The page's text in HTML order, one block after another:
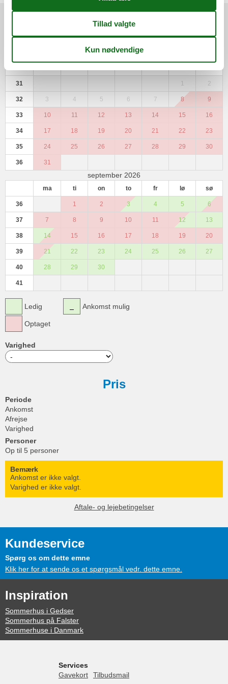
Kalender
31 1 2
32 3 4 5 6 7 8 9
33 10 11 12 13 14 15 16
34 17 18 19 20 21 22 23
35 24 25 26 27 28 29 30
36 31
september 2026
ma ti on to fr lø sø
36 1 2 3 4 5 6
37 7 8 9 10 11 12 13
38 14 15 16 17 18 19 20
39 21 22 23 24 25 26 27
40 28 29 30
41
Ledig
Optaget
Ankomst mulig
Varighed
Pris
Periode
Ankomst
Afrejse
Varighed
Personer
Op til 5 personer
Bemærk
Ankomst er ikke valgt.
Varighed er ikke valgt.
Aftale- og lejebetingelser
Kundeservice
Spørg os om dette emne
Klik her for at sende os et spørgsmål vedr. dette emne.
Inspiration
Sommerhus i Gedser
Sommerhus på Falster
Sommerhuse i Danmark
Services
Gavekort
Tilbudsmail